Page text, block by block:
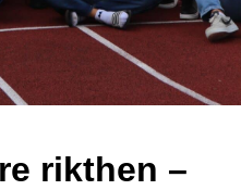
rikthen –